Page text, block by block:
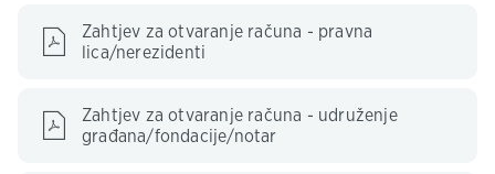
Zahtjev za otvaranje računa - pravna
lica/nerezidenti
Zahtjev za otvaranje računa - udruženje
građana/fondacije/notar